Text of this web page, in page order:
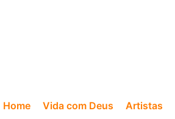
Home Vida com Deus Artistas